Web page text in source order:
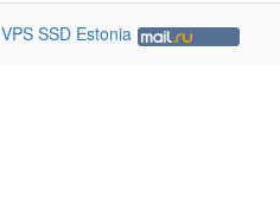
VPS SSD Estonia